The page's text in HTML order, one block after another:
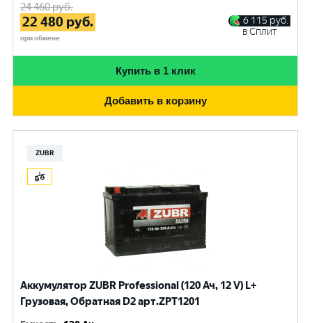
24 460руб.
22 480 руб.
при обмене
6 115 руб.
в Сплит
Купить в 1 клик
Добавить в корзину
ZUBR
Аккумулятор ZUBR Professional (120 Ач, 12 V) L+
Грузовая, Обратная D2 арт.ZPT1201